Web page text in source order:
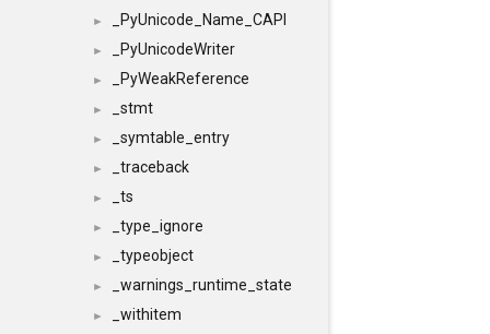
► _PyUnicode_Name_CAPI
► _PyUnicodeWriter
► _PyWeakReference
► _stmt
► _symtable_entry
► _traceback
► _ts
► _type_ignore
► _typeobject
► _warnings_runtime_state
► _withitem